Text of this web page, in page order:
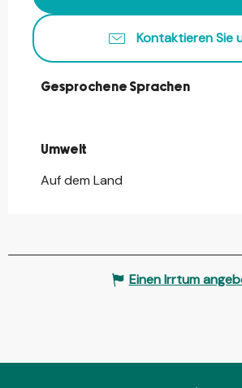
Kontaktieren Sie
Gesprochene Sprachen
Gesprochene Sprachen
Umwelt
Umwelt
Auf dem Land
Einen Irrtum